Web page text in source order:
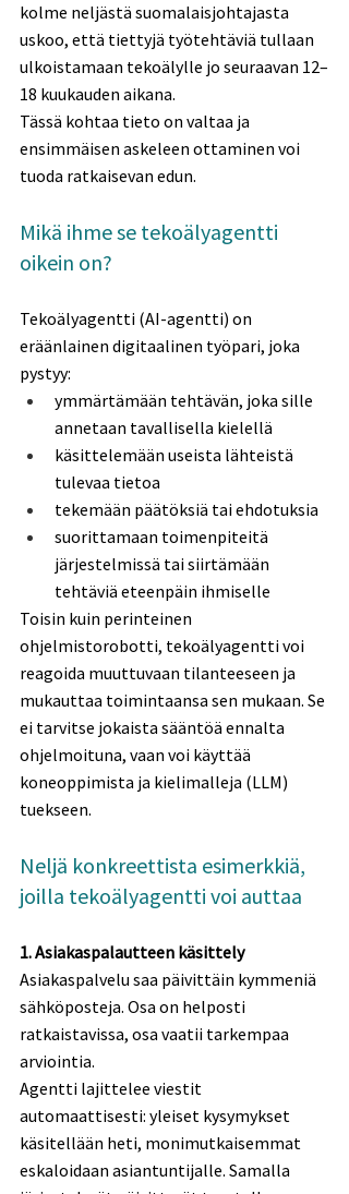
kolme neljästä suomalaisjohtajasta
uskoo, että tiettyjä työtehtäviä tullaan
ulkoistamaan tekoälylle jo seuraavan 12–
18 kuukauden aikana.
Tässä kohtaa tieto on valtaa ja
ensimmäisen askeleen ottaminen voi
tuoda ratkaisevan edun.
Mikä ihme se tekoälyagentti
oikein on?
Tekoälyagentti (AI-agentti) on
eräänlainen digitaalinen työpari, joka
pystyy:
ymmärtämään tehtävän, joka sille
annetaan tavallisella kielellä
käsittelemään useista lähteistä
tulevaa tietoa
tekemään päätöksiä tai ehdotuksia
suorittamaan toimenpiteitä
järjestelmissä tai siirtämään
tehtäviä eteenpäin ihmiselle
Toisin kuin perinteinen
ohjelmistorobotti, tekoälyagentti voi
reagoida muuttuvaan tilanteeseen ja
mukauttaa toimintaansa sen mukaan. Se
ei tarvitse jokaista sääntöä ennalta
ohjelmoituna, vaan voi käyttää
koneoppimista ja kielimalleja (LLM)
tuekseen.
Neljä konkreettista esimerkkiä,
joilla tekoälyagentti voi auttaa
1. Asiakaspalautteen käsittely
Asiakaspalvelu saa päivittäin kymmeniä
sähköposteja. Osa on helposti
ratkaistavissa, osa vaatii tarkempaa
arviointia.
Agentti lajittelee viestit
automaattisesti: yleiset kysymykset
käsitellään heti, monimutkaisemmat
eskaloidaan asiantuntijalle. Samalla